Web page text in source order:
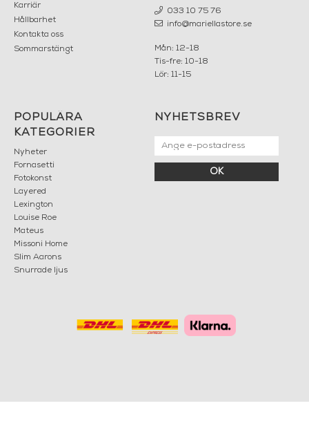
Karriär
Hållbarhet
Kontakta oss
Sommarstängt
033 10 75 76
info@mariellastore.se
Mån: 12-18
Tis-fre: 10-18
Lör: 11-15
POPULÄRA
KATEGORIER
Nyheter
Fornasetti
Fotokonst
Layered
Lexington
Louise Roe
Mateus
Missoni Home
Slim Aarons
Snurrade ljus
NYHETSBREV
OK